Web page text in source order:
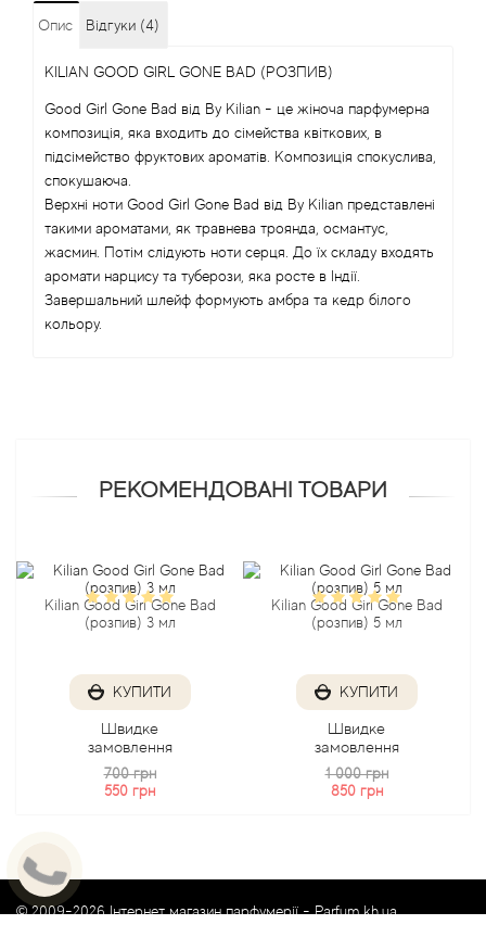
Опис Відгуки (4)
KILIAN GOOD GIRL GONE BAD (РОЗПИВ)
Good Girl Gone Bad від By Kilian - це жіноча парфумерна
композиція, яка входить до сімейства квіткових, в
підсімейство фруктових ароматів. Композиція спокуслива,
спокушаюча.
Верхні ноти Good Girl Gone Bad від By Kilian представлені
такими ароматами, як травнева троянда, османтус,
жасмин. Потім слідують ноти серця. До їх складу входять
аромати нарцису та туберози, яка росте в Індії.
Завершальний шлейф формують амбра та кедр білого
кольору.
РЕКОМЕНДОВАНІ ТОВАРИ
Kilian Good Girl Gone Bad
(розпив) 3 мл
КУПИТИ
Швидке
замовлення
700 грн
550 грн
Kilian Good Girl Gone Bad
(розпив) 5 мл
КУПИТИ
Швидке
замовлення
1 000 грн
850 грн
© 2009-2026 Інтернет магазин парфумерії -Parfum.kh.ua
Arte Profumi
Asabi
Asgharali
Atelier Cologne
Atelier Des Ors
Atkinsons
Au Pays de la Fleur d’Oranger
Azalia Parfums
Baldinini